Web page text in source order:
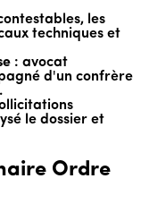
les
techniques et
: avocat
d'un confrère
le dossier et
Ordre